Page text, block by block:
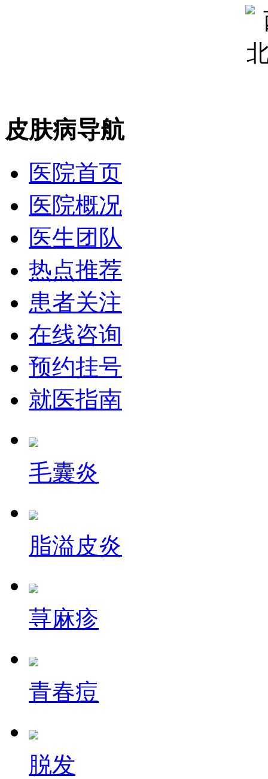
皮肤病导航
医院首页
医院概况
医生团队
热点推荐
患者关注
在线咨询
预约挂号
就医指南
毛囊炎
脂溢皮炎
荨麻疹
青春痘
脱发